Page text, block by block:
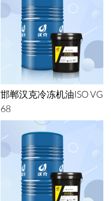
邯郸汉克冷冻机油ISO VG
68